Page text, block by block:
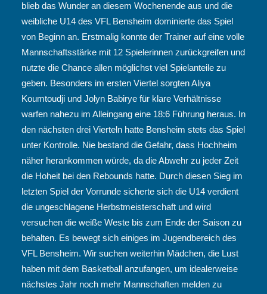
blieb das Wunder an diesem Wochenende aus und die
weibliche U14 des VFL Bensheim dominierte das Spiel
von Beginn an. Erstmalig konnte der Trainer auf eine volle
Mannschaftsstärke mit 12 Spielerinnen zurückgreifen und
nutzte die Chance allen möglichst viel Spielanteile zu
geben. Besonders im ersten Viertel sorgten Aliya
Koumtoudji und Jolyn Babirye für klare Verhältnisse
warfen nahezu im Alleingang eine 18:6 Führung heraus. In
den nächsten drei Vierteln hatte Bensheim stets das Spiel
unter Kontrolle. Nie bestand die Gefahr, dass Hochheim
näher herankommen würde, da die Abwehr zu jeder Zeit
die Hoheit bei den Rebounds hatte. Durch diesen Sieg im
letzten Spiel der Vorrunde sicherte sich die U14 verdient
die ungeschlagene Herbstmeisterschaft und wird
versuchen die weiße Weste bis zum Ende der Saison zu
behalten. Es bewegt sich einiges im Jugendbereich des
VFL Bensheim. Wir suchen weiterhin Mädchen, die Lust
haben mit dem Basketball anzufangen, um idealerweise
nächstes Jahr noch mehr Mannschaften melden zu